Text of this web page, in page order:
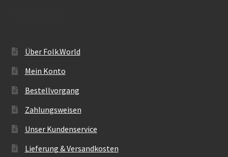
Über Folk.World
Mein Konto
Bestellvorgang
Zahlungsweisen
Unser Kundenservice
Lieferung & Versandkosten